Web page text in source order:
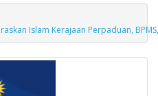
Islam Kerajaan Perpaduan,